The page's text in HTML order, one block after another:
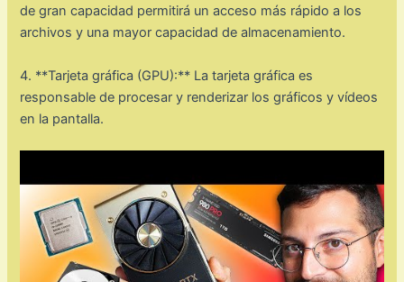
de gran capacidad permitirá un acceso más rápido a los
archivos y una mayor capacidad de almacenamiento.
4. **Tarjeta gráfica (GPU):** La tarjeta gráfica es
responsable de procesar y renderizar los gráficos y vídeos
en la pantalla.